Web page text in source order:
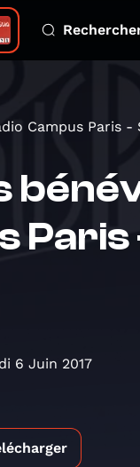
Campus Paris -
Paris
6 Juin 2017